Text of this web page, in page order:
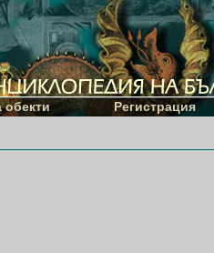
обекти Регистрация